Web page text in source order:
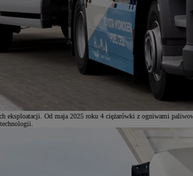
eksploatacji. Od maja 2025 roku 4 ciężarówki z ogniwami